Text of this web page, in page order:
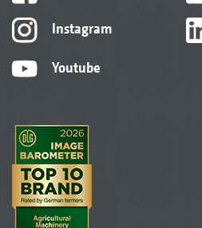
Instagram
Youtube